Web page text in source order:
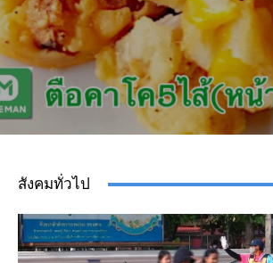
สังคมทั่วไป